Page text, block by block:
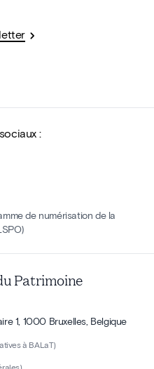
:
de numérisation de la
Patrimoine
1, 1000 Bruxelles, Belgique
à BALaT)